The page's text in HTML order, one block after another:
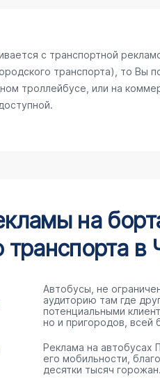
с транспортной
транспорта), то
троллейбусе, или на
на
в
Автобусы, не
аудиторию там где
потенциальными
но и пригородов, всей
Реклама на автобусах
его мобильности,
десятки тысяч горожан.